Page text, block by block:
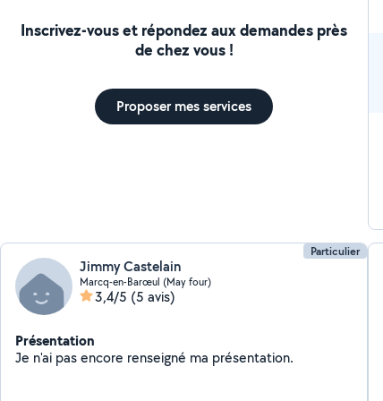
Inscrivez-vous et répondez aux demandes près
de chez vous !
Proposer mes services
Particulier
Jimmy Castelain
Marcq-en-Barœul (May four)
3,4/5 (5 avis)
Présentation
Je n'ai pas encore renseigné ma présentation.